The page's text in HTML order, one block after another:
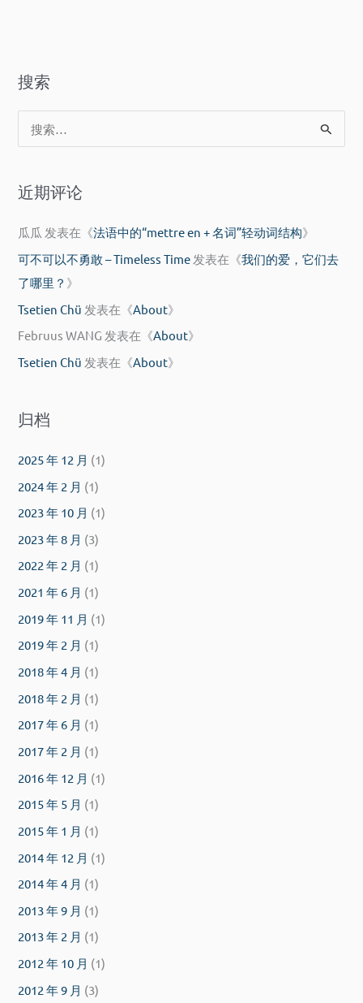
搜索
索
近期评论
瓜瓜 发表在《法语中的“mettre en + 名词”轻动词结构》
可不可以不勇敢 – Timeless Time 发表在《我们的爱，它们去
了哪里？ 》
Tsetien Chü 发表在《About》
Februus WANG 发表在《About》
Tsetien Chü 发表在《About》
归档
2025 年 12 月 (1)
2024 年 2 月 (1)
2023 年 10 月 (1)
2023 年 8 月 (3)
2022 年 2 月 (1)
2021 年 6 月 (1)
2019 年 11 月 (1)
2019 年 2 月 (1)
2018 年 4 月 (1)
2018 年 2 月 (1)
2017 年 6 月 (1)
2017 年 2 月 (1)
2016 年 12 月 (1)
2015 年 5 月 (1)
2015 年 1 月 (1)
2014 年 12 月 (1)
2014 年 4 月 (1)
2013 年 9 月 (1)
2013 年 2 月 (1)
2012 年 10 月 (1)
2012 年 9 月 (3)